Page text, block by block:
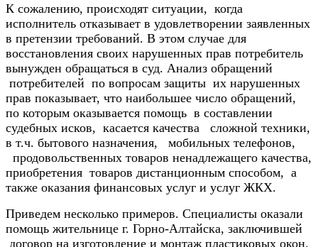
К сожалению, происходят ситуации, когда
исполнитель отказывает в удовлетворении заявленных
в претензии требований. В этом случае для
восстановления своих нарушенных прав потребитель
вынужден обращаться в суд. Анализ обращений
потребителей по вопросам защиты их нарушенных
прав показывает, что наибольшее число обращений,
по которым оказывается помощь в составлении
судебных исков, касается качества сложной техники,
в т.ч. бытового назначения, мобильных телефонов,
продовольственных товаров ненадлежащего качества,
приобретения товаров дистанционным способом, а
также оказания финансовых услуг и услуг ЖКХ.
Приведем несколько примеров. Специалисты оказали
помощь жительнице г. Горно-Алтайска, заключившей
договор на изготовление и монтаж пластиковых окон.